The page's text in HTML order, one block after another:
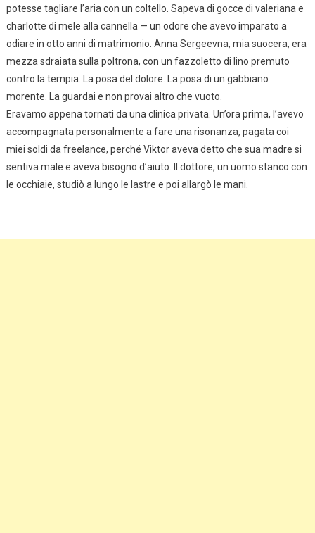
potesse tagliare l’aria con un coltello. Sapeva di gocce di valeriana e
charlotte di mele alla cannella — un odore che avevo imparato a
odiare in otto anni di matrimonio. Anna Sergeevna, mia suocera, era
mezza sdraiata sulla poltrona, con un fazzoletto di lino premuto
contro la tempia. La posa del dolore. La posa di un gabbiano
morente. La guardai e non provai altro che vuoto.
Eravamo appena tornati da una clinica privata. Un’ora prima, l’avevo
accompagnata personalmente a fare una risonanza, pagata coi
miei soldi da freelance, perché Viktor aveva detto che sua madre si
sentiva male e aveva bisogno d’aiuto. Il dottore, un uomo stanco con
le occhiaie, studiò a lungo le lastre e poi allargò le mani.